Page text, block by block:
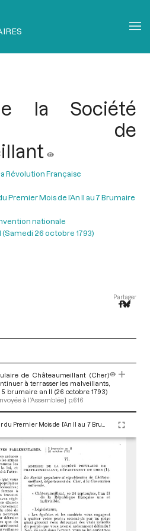
la Société
de
Révolution Française
Premier Mois de l’An II au 7 Brumaire
nationale
26 octobre 1793)
Partager
de Châteaumeillant (Cher)
à terrasser les malveillants,
brumaire an II (26 octobre 1793)
à l’Assemblée] p.616